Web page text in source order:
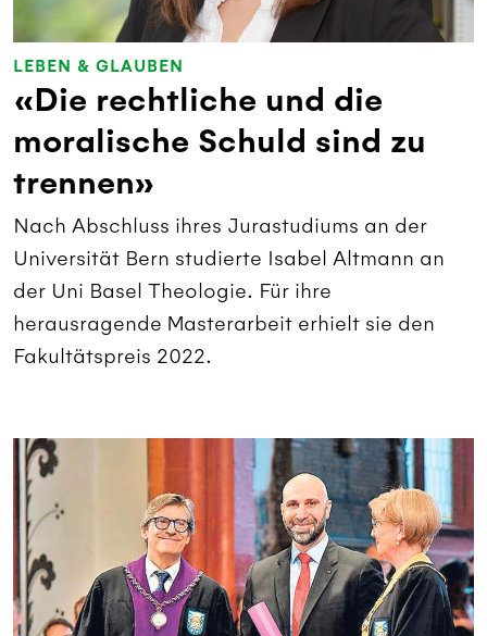
LEBEN & GLAUBEN
«Die rechtliche und die
moralische Schuld sind zu
trennen»
Nach Abschluss ihres Jurastudiums an der
Universität Bern studierte Isabel Altmann an
der Uni Basel Theologie. Für ihre
herausragende Masterarbeit erhielt sie den
Fakultätspreis 2022.